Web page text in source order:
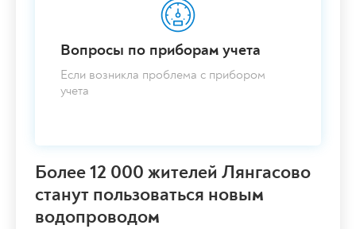
Вопросы по приборам учета
Если возникла проблема с прибором
учета
Более 12 000 жителей Лянгасово
станут пользоваться новым
водопроводом